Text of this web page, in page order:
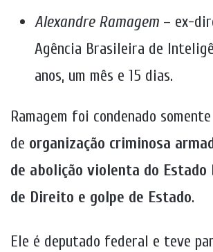
Alexandre Ramagem – ex-
Agência Brasileira de
anos, um mês e 15 dias.
Ramagem foi condenado
de organização criminosa
de abolição violenta do Estado
de Direito e golpe de Estado.
Ele é deputado federal e teve